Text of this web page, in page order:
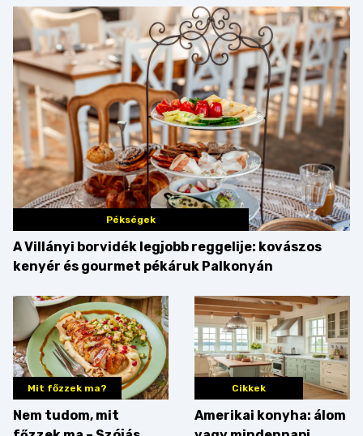
Pékségek
A Villányi borvidék legjobb reggelije: kovászos
kenyér és gourmet pékáruk Palkonyán
Mit főzzek ma?
Nem tudom, mit
Cikkek
Amerikai konyha: álom